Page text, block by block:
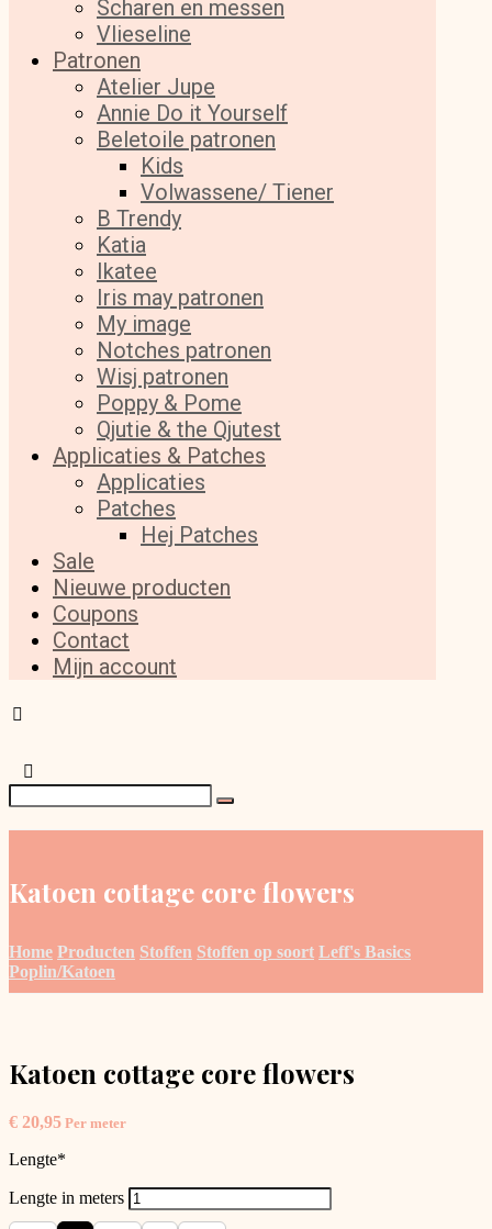
Scharen en messen
Vlieseline
Patronen
Atelier Jupe
Annie Do it Yourself
Beletoile patronen
Kids
Volwassene/ Tiener
B Trendy
Katia
Ikatee
Iris may patronen
My image
Notches patronen
Wisj patronen
Poppy & Pome
Qjutie & the Qjutest
Applicaties & Patches
Applicaties
Patches
Hej Patches
Sale
Nieuwe producten
Coupons
Contact
Mijn account
Katoen cottage core flowers
Home Producten Stoffen Stoffen op soort Leff's Basics
Poplin/Katoen
Katoen cottage core flowers
€ 20,95 Per meter
Lengte*
Lengte in meters